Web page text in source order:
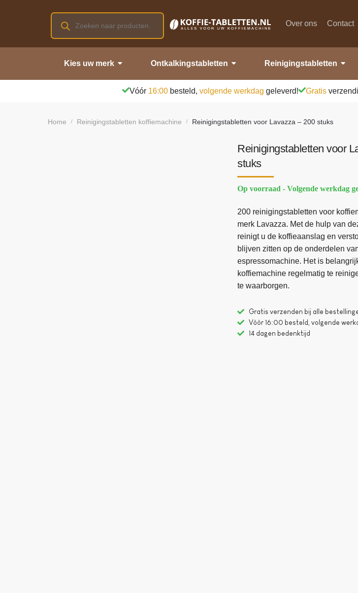
Over ons Contact
Kies uw merk Ontkalkingstabletten Reinigingstabletten
Vóór 16:00 besteld, volgende werkdag geleverd! Gratis
Home / Reinigingstabletten koffiemachine / Reinigingstabletten voor Lavazza – 200 stuks
Reinigingstabletten voor
stuks
Op voorraad - Volgende werkdag
200 reinigingstabletten voor
merk Lavazza. Met de hulp van
reinigt u de koffieaanslag en
blijven zitten op de onderdelen
espressomachine. Het is
koffiemachine regelmatig te
te waarborgen.
Gratis verzenden bij alle
Vòòr 16:00 besteld, volgende
14 dagen bedenktijd